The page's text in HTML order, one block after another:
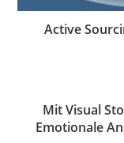
Active
Mit Visual
Emotionale